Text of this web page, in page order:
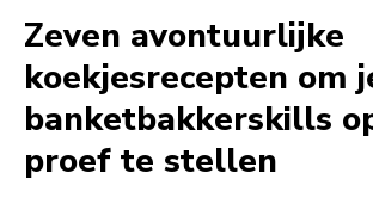
Zeven avontuurlijke
koekjesrecepten om
banketbakkerskills
proef te stellen